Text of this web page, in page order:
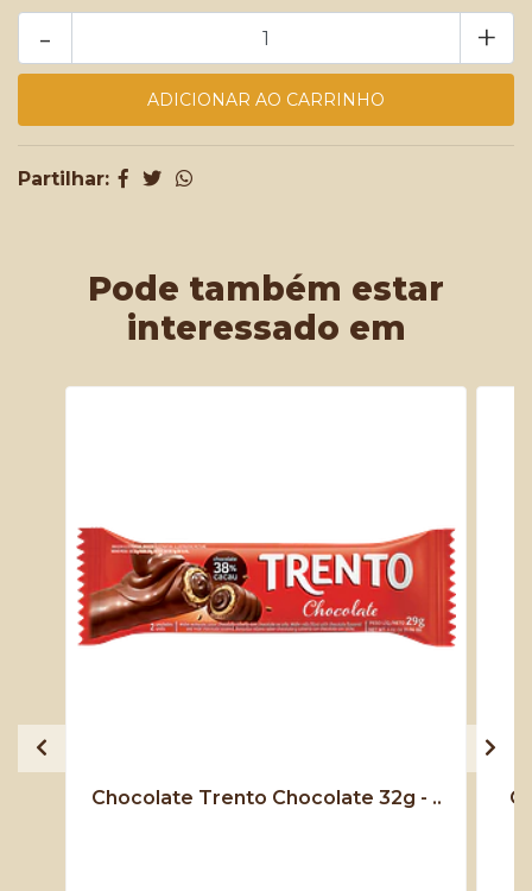
+
-
Partilhar:
Pode também estar
interessado em
Chocolate Trento Chocolate 32g - ..